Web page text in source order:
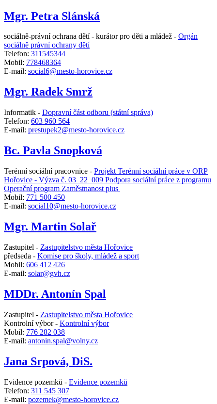
Mgr. Petra Slánská
sociálně-právní ochrana dětí - kurátor pro děti a mládež - Orgán
sociálně právní ochrany dětí
Telefon: 311545344
Mobil: 778468364
E-mail: social6@mesto-horovice.cz
Mgr. Radek Smrž
Informatik - Dopravní část odboru (státní správa)
Telefon: 603 960 564
E-mail: prestupek2@mesto-horovice.cz
Bc. Pavla Snopková
Terénní sociální pracovnice - Projekt Terénní sociální práce v ORP
Hořovice - Výzva č. 03_22_009 Podpora sociální práce z programu
Operační program Zaměstnanost plus
Mobil: 771 500 450
E-mail: social10@mesto-horovice.cz
Mgr. Martin Solař
Zastupitel - Zastupitelstvo města Hořovice
předseda - Komise pro školy, mládež a sport
Mobil: 606 412 426
E-mail: solar@gvh.cz
MDDr. Antonín Spal
Zastupitel - Zastupitelstvo města Hořovice
Kontrolní výbor - Kontrolní výbor
Mobil: 776 282 038
E-mail: antonin.spal@volny.cz
Jana Srpová, DiS.
Evidence pozemků - Evidence pozemků
Telefon: 311 545 307
E-mail: pozemek@mesto-horovice.cz